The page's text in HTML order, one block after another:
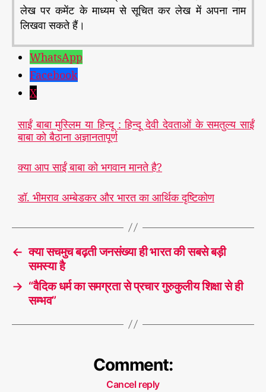
लेख पर कमेंट के माध्यम से सूचित कर लेख में अपना नाम
लिखवा सकते हैं।
WhatsApp
Facebook
X
साईं बाबा मुस्लिम या हिन्दू : हिन्दू देवी देवताओं के समतुल्य साईं
बाबा को बैठाना अज्ञानतापूर्ण
क्या आप साईं बाबा को भगवान मानते है?
डॉ. भीमराव अम्बेडकर और भारत का आर्थिक दृष्टिकोण
← क्या सचमुच बढ़ती जनसंख्या ही भारत की सबसे बड़ी
समस्या है
→ “वैदिक धर्म का समग्रता से प्रचार गुरुकुलीय शिक्षा से ही
सम्भव”
Comment:
Cancel reply